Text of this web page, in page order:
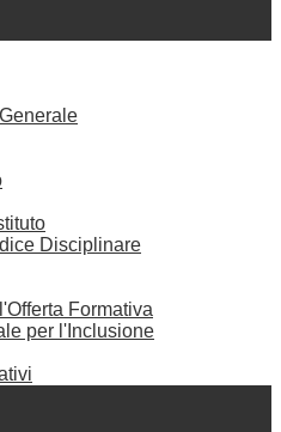
Disciplinare
Formativa
per l'Inclusione